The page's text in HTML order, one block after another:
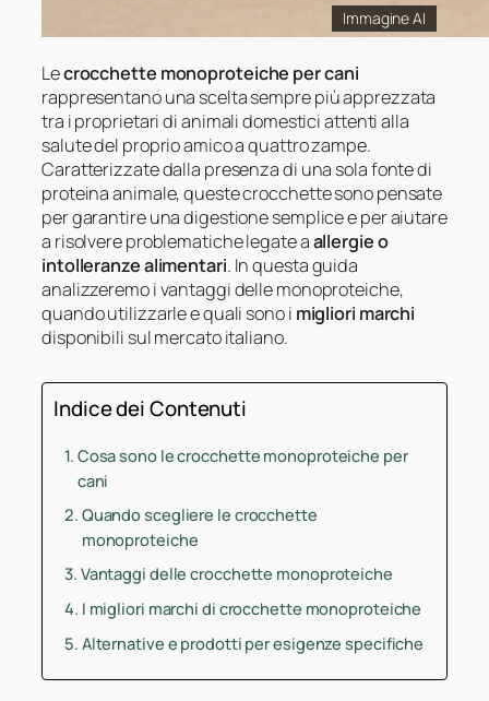
Immagine AI
Lecrocchette monoproteiche per cani
rappresentano una scelta sempre più apprezzata
tra i proprietari di animali domestici attenti alla
salute del proprio amico a quattro zampe.
Caratterizzate dalla presenza di una sola fonte di
proteina animale, queste crocchette sono pensate
per garantire una digestione semplice e per aiutare
a risolvere problematiche legate aallergie o
intolleranze alimentari. In questa guida
analizzeremo i vantaggi delle monoproteiche,
quando utilizzarle e quali sono i migliori marchi
disponibili sul mercato italiano.
Indice dei Contenuti
Cosa sono le crocchette monoproteiche per
cani
Quando scegliere le crocchette
monoproteiche
Vantaggi delle crocchette monoproteiche
I migliori marchi di crocchette monoproteiche
Alternative e prodotti per esigenze specifiche